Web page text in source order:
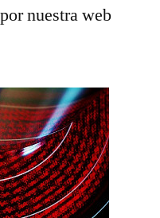
nuestra web